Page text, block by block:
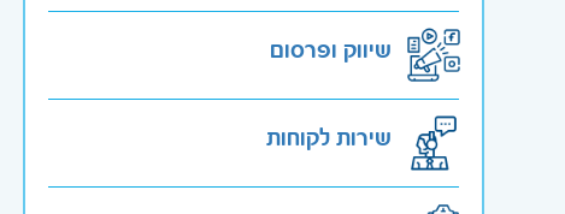
שיווק ופרסום
שירות לקוחות